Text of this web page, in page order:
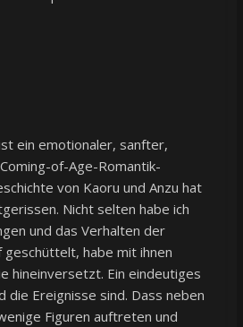
ein emotionaler, sanfter,
of-Age-Romantik-
von Kaoru und Anzu hat
Nicht selten habe ich
und das Verhalten der
habe mit ihnen
hineinversetzt. Ein eindeutiges
die Ereignisse sind. Dass neben
Figuren auftreten und